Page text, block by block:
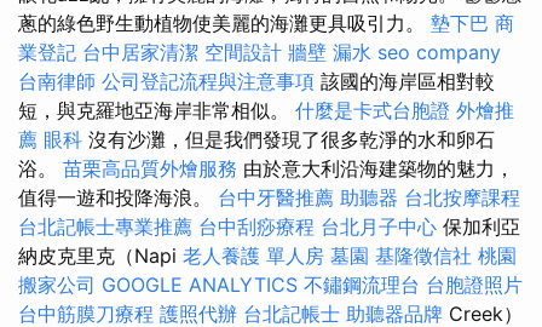
蔥的綠色野生動植物使美麗的海灘更具吸引力。 墊下巴 商
業登記 台中居家清潔 空間設計 牆壁 漏水 seo company
台南律師 公司登記流程與注意事項 該國的海岸區相對較
短，與克羅地亞海岸非常相似。 什麼是卡式台胞證 外燴推
薦 眼科 沒有沙灘，但是我們發現了很多乾淨的水和卵石
浴。 苗栗高品質外燴服務 由於意大利沿海建築物的魅力，
值得一遊和投降海浪。 台中牙醫推薦 助聽器 台北按摩課程
台北記帳士專業推薦 台中刮痧療程 台北月子中心 保加利亞
納皮克里克（Napi 老人養護 單人房 墓園 基隆徵信社 桃園
搬家公司 GOOGLE ANALYTICS 不鏽鋼流理台 台胞證照片
台中筋膜刀療程 護照代辦 台北記帳士 助聽器品牌 Creek）